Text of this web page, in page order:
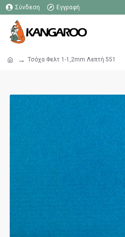
Σύνδεση Εγγραφή
Τσόχα Φελτ 1-1,2mm Λεπτή 551